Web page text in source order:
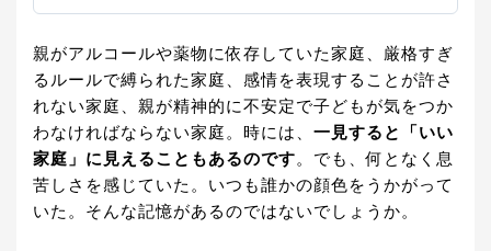
親がアルコールや薬物に依存していた家庭、厳格すぎ
るルールで縛られた家庭、感情を表現することが許さ
れない家庭、親が精神的に不安定で子どもが気をつか
わなければならない家庭。時には、 一見すると「いい
家庭」に見えることもあるのです。でも、何となく息
苦しさを感じていた。いつも誰かの顔色をうかがって
いた。そんな記憶があるのではないでしょうか。